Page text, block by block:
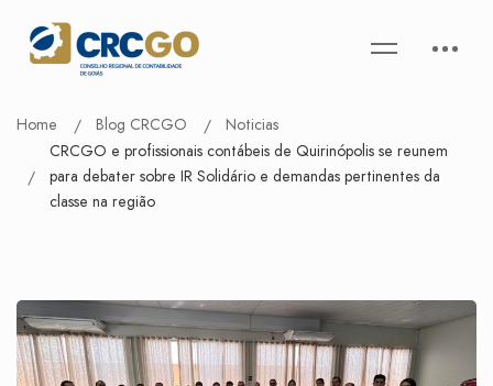
Home Blog CRCGO
Noticias
CRCGO e profissionais contábeis de Quirinópolis se reunem
para debater sobre IR Solidário e demandas pertinentes da
classe na região